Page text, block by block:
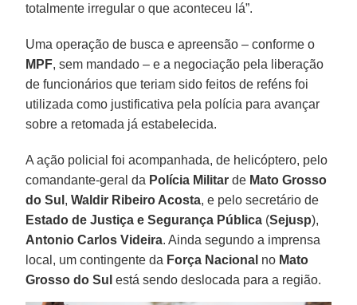
totalmente irregular o que aconteceu lá”.
Uma operação de busca e apreensão – conforme o
MPF, sem mandado – e a negociação pela liberação
de funcionários que teriam sido feitos de reféns foi
utilizada como justificativa pela polícia para avançar
sobre a retomada já estabelecida.
A ação policial foi acompanhada, de helicóptero, pelo
comandante-geral da Polícia Militar de Mato Grosso
do Sul ,Waldir Ribeiro Acosta, e pelo secretário de
Estado de Justiça e Segurança Pública (Sejusp),
Antonio Carlos Videira. Ainda segundo a imprensa
local, um contingente da Força Nacional no Mato
Grosso do Sul está sendo deslocada para a região.